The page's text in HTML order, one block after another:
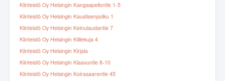
Kiinteistö Oy Helsingin Kangaspellontie 1-5
Kiinteistö Oy Helsingin Kaustisenpolku 1
Kiinteistö Oy Helsingin Keinulaudantie 7
Kiinteistö Oy Helsingin Kiillekuja 4
Kiinteistö Oy Helsingin Kirjala
Kiinteistö Oy Helsingin Klaavuntie 8-10
Kiinteistö Oy Helsingin Koirasaarentie 45